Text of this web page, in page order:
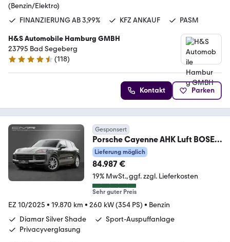
(Benzin/Elektro)
FINANZIERUNG AB 3,99%
KFZ ANKAUF PASM
H&S Automobile Hamburg GMBH
23795 Bad Segeberg
4.6 Sterne
(118)
Kontakt Parken
Gesponsert
Porsche Cayenne AHK Luft BOSE
Soft Close 18-Wege 90 ltr.
Lieferung möglich
84.987 €
19% MwSt. ggf. zzgl. Lieferkosten
Sehr guter Preis
EZ 10/2025 • 19.870 km • 260 kW (354 PS) • Benzin
Diamar Silver Shade
Sport-Auspuffanlage
Privacyverglasung